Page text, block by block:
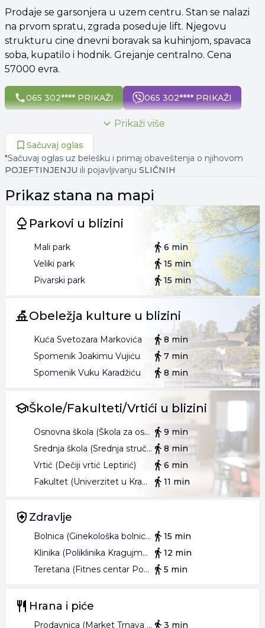
Prodaje se garsonjera u uzem centru. Stan se nalazi
na prvom spratu, zgrada poseduje lift. Njegovu
strukturu cine dnevni boravak sa kuhinjom, spavaca
soba, kupatilo i hodnik. Grejanje centralno. Cena
57000 evra.
065 302**** PRIKAŽI 065 302**** PRIKAŽI
Prikaži više
Sačuvaj oglas
*Sačuvaj oglas uz belešku i primaj obaveštenja o njihovom
POJEFTINJENJU ili pojavljivanju SLIČNIH
Prikaz stana na mapi
Parkovi u blizini
Mali park
6 min
Veliki park
15 min
Pivarski park
15 min
Obeležja kulture u blizini
Kuća Svetozara Markovića
8 min
Spomenik Joakimu Vujiću
7 min
Spomenik Vuku Karadžiću
8 min
Škole/Fakulteti/Vrtići u blizini
Osnovna škola (Škola za osnovno i srednje obrazovanje Vukašin Marković)
9 min
Srednja škola (Srednja stručna škola Kragujevac)
8 min
Vrtić (Dečiji vrtić Leptirić)
6 min
Fakultet (Univerzitet u Kragujevcu Fakultet medicinskih nauka)
11 min
Zdravlje
Bolnica (Ginekološka bolnica Nikolov)
15 min
Klinika (Poliklinika Kragujmedic)
12 min
Teretana (Fitnes centar Popaj)
5 min
Hrana i piće
Prodavnica (Market Trnava promet)
3 min